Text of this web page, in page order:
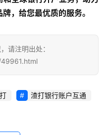
，给您最优质的服务。
请注明出处：
渣打银行账户互通